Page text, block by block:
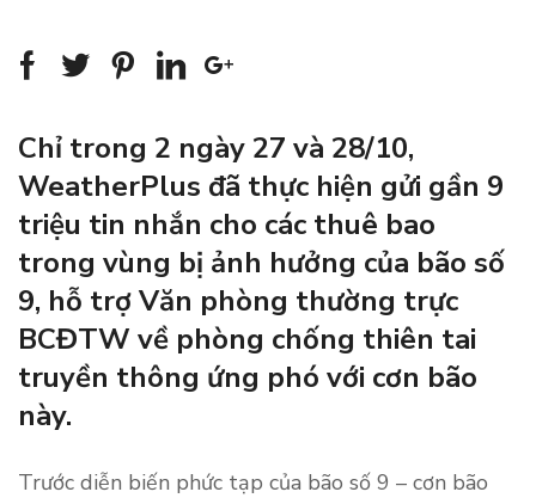
Chỉ trong 2 ngày 27 và 28/10,
WeatherPlus đã thực hiện gửi gần 9
triệu tin nhắn cho các thuê bao
trong vùng bị ảnh hưởng của bão số
9, hỗ trợ Văn phòng thường trực
BCĐTW về phòng chống thiên tai
truyền thông ứng phó với cơn bão
này.
Trước diễn biến phức tạp của bão số 9 – cơn bão